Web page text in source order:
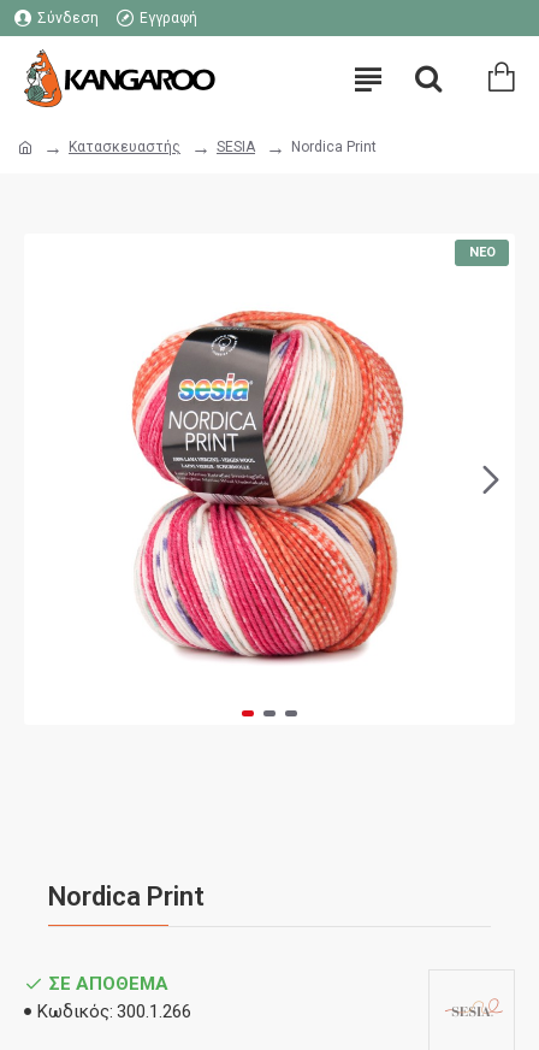
Σύνδεση Εγγραφή
Κατασκευαστής SESIA Nordica Print
ΝΈΟ
Nordica Print
ΣΕ ΑΠΌΘΕΜΑ
Κωδικός: 300.1.266